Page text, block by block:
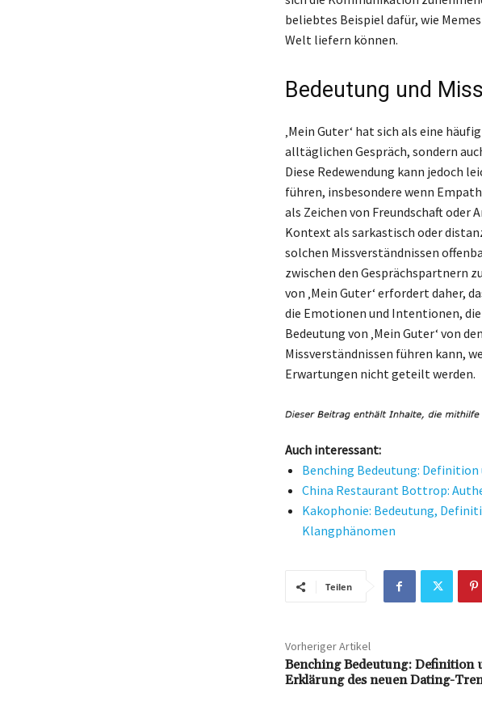
beliebtes Beispiel dafür, wie
Welt liefern können.
Bedeutung und
‚Mein Guter‘ hat sich als eine
alltäglichen Gespräch, sondern
Diese Redewendung kann jedoch
führen, insbesondere wenn
als Zeichen von Freundschaft oder
Kontext als sarkastisch oder
solchen Missverständnissen
zwischen den Gesprächspartnern
von ‚Mein Guter‘ erfordert daher,
die Emotionen und Intentionen,
Bedeutung von ‚Mein Guter‘ von
Missverständnissen führen kann,
Erwartungen nicht geteilt werden.
Auch interessant:
Benching Bedeutung: Definition
China Restaurant Bottrop:
Kakophonie: Bedeutung,
Klangphänomen
Teilen
Vorheriger Artikel
Benching Bedeutung: Definition
Erklärung des neuen Dating-